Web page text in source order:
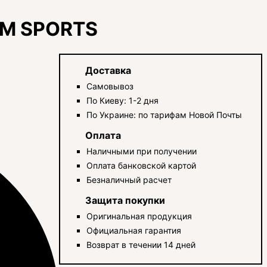
SPORTS
Доставка
Самовывоз
По Киеву: 1-2 дня
По Украине: по тарифам Новой Почты
Оплата
Наличными при получении
Оплата банковской картой
Безналичный расчет
Защита покупки
Оригинальная продукция
Официальная гарантия
Возврат в течении 14 дней